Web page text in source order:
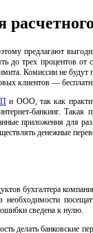
предлагают
до трех
Комиссии не
клиентов —
и ООО, так как
банкинг. Такая
приложения для
денежные
бухгалтера компании
необходимости
сведена к нулю.
делать банковские